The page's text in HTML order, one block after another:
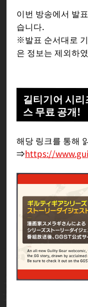
이번 방송에서 발
습니다.
※발표 순서대로
은 정보는 제외하
길티기어 시
스 무료 공개!
해당 링크를 통해
⇒https://